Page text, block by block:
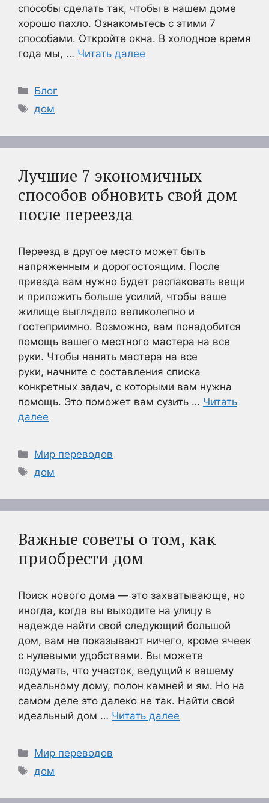
способы сделать так, чтобы в нашем доме
хорошо пахло. Ознакомьтесь с этими 7
способами. Откройте окна. В холодное время
года мы, … Читать далее
Рубрики
Блог
Метки
дом
Лучшие 7 экономичных
способов обновить свой дом
после переезда
Переезд в другое место может быть
напряженным и дорогостоящим. После
приезда вам нужно будет распаковать вещи
и приложить больше усилий, чтобы ваше
жилище выглядело великолепно и
гостеприимно. Возможно, вам понадобится
помощь вашего местного мастера на все
руки. Чтобы нанять мастера на все
руки, начните с составления списка
конкретных задач, с которыми вам нужна
помощь. Это поможет вам сузить … Читать
далее
Рубрики
Мир переводов
Метки
дом
Важные советы о том, как
приобрести дом
Поиск нового дома — это захватывающе, но
иногда, когда вы выходите на улицу в
надежде найти свой следующий большой
дом, вам не показывают ничего, кроме ячеек
с нулевыми удобствами. Вы можете
подумать, что участок, ведущий к вашему
идеальному дому, полон камней и ям. Но на
самом деле это далеко не так. Найти свой
идеальный дом … Читать далее
Рубрики
Мир переводов
Метки
дом